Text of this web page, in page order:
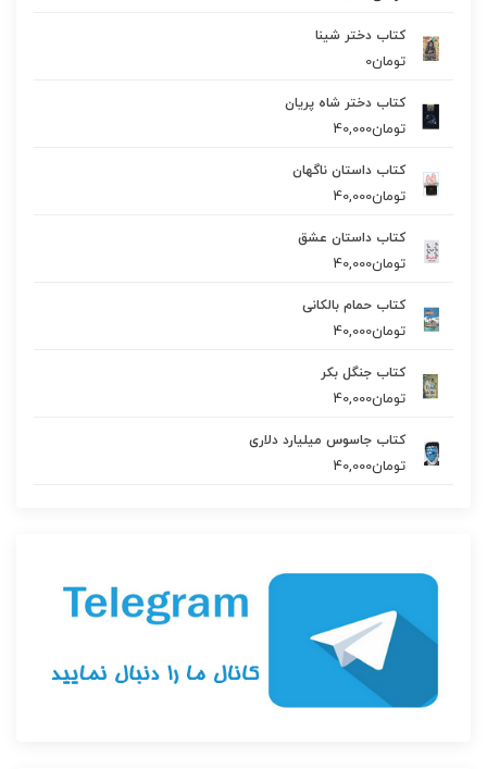
کتاب دختر شینا
تومان0
کتاب دختر شاه پریان
تومان40,000
کتاب داستان ناگهان
تومان40,000
کتاب داستان عشق
تومان40,000
کتاب حمام بالکانی
تومان40,000
کتاب جنگل بکر
تومان40,000
کتاب جاسوس میلیارد دلاری
تومان40,000